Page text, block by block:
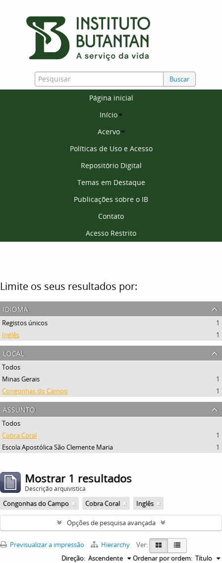
Buscar
Página inicial
Início
Acervo
Políticas de Uso e Acesso
Repositório Digital
Temas em Destaque
Publicações sobre o IB
Contato
Acesso Restrito
Limite os seus resultados por:
idioma
Registos únicos
1
Inglês
1
local
Todos
Minas Gerais
1
Congonhas do Campo
1
assunto
Todos
Cobra Coral
1
Escola Apostólica São Clemente Maria
1
Mostrar 1 resultados
Descrição arquivística
Congonhas do Campo Cobra Coral Inglês
Opções de pesquisa avançada
Previsualizar a impressão Hierarchy
Ver:
Ordenar por ordem: Título
Direção: Ascendente